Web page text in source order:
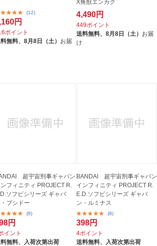
(12)
円
ポイント
無料、8月8日（土） お届
X角獣エンカク
4,490円
449ポイント
送料無料、 8月8日（土） お届
け
超宇宙刑事ギャバン
フィニティ PROJECT R.
ソフビシリーズ ギャバ
ブシドー
(8)
円
イント
無料、 入荷次第出荷
BANDAI 超宇宙刑事ギャバン
インフィニティ PROJECT R.
E.D.ソフビシリーズ ギャバ
ン・ルミナス
(8)
398円
4ポイント
送料無料、
入荷次第出荷